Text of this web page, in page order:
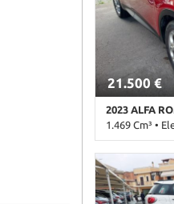
21.500 €
2023 ALFA
1.469 Cm³ •
19.000 Km •
pastello • 5
• Airbag
elettrici •